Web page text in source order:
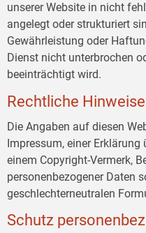
unserer Website in nicht
angelegt oder strukturiert
Gewährleistung oder
Dienst nicht unterbrochen
beeinträchtigt wird.
Rechtliche Hinweise
Die Angaben auf diesen
Impressum, einer
einem Copyright-Vermerk,
personenbezogener Daten
geschlechterneutralen
Schutz